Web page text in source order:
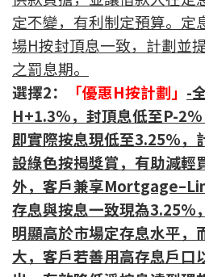
裝修設計專欄
火險、家居、寵物保險
保險資訊專欄
聯絡我們
聯絡方法
網上申請按揭轉介
條款及細則
定不變，有利制定預算。定
場H按封頂息一致，計劃並
之罰息期。
選擇2：
「優惠H按計劃」 -
H+1.3%，封頂息低至P-2%
即實際按息現低至3.25%，
設綠色按揭獎賞，有助減輕
外，客戶兼享
存息與按息一致現為3.25%
明顯高於市場定存息水平，
大，客戶若善用高存息戶口